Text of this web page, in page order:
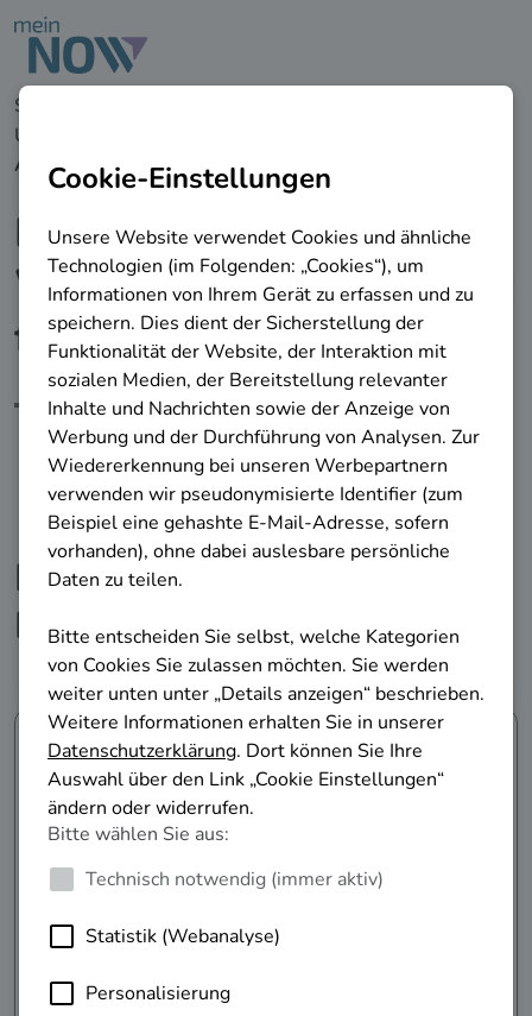
zu den Hauptinhalten springen
Startseite
Unternehmen
Angebote
Bundesweite
Weiterbildungsberatung
für Unternehmen
Finden Sie bundesweit passende
und kostenlose Beratungsstellen.
Ihre Beratungsangebote in
Deutschland
Filter anzeigen
Arbeitgeber-Service der
Bundesagentur für Arbeit
Unterstützung durch Qualifizierungsberatung rund